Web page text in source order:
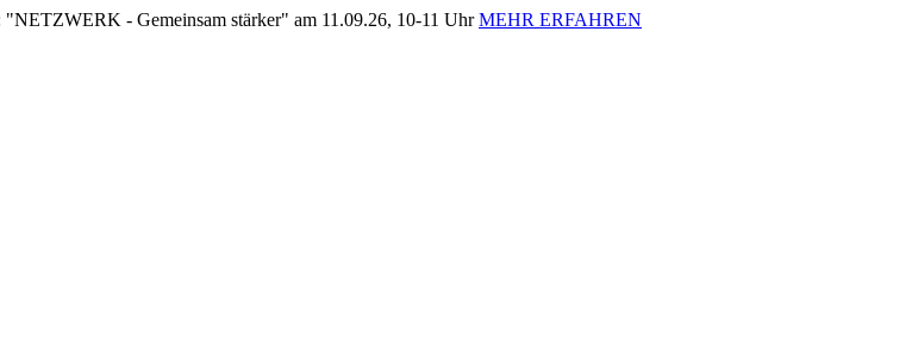
- Gemeinsam stärker" am 11.09.26, 10-11 UhrMEHR ERFAHREN